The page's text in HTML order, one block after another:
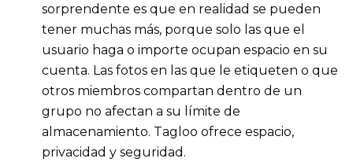
sorprendente es que en realidad se pueden
tener muchas más, porque solo las que el
usuario haga o importe ocupan espacio en su
cuenta. Las fotos en las que le etiqueten o que
otros miembros compartan dentro de un
grupo no afectan a su límite de
almacenamiento. Tagloo ofrece espacio,
privacidad y seguridad.